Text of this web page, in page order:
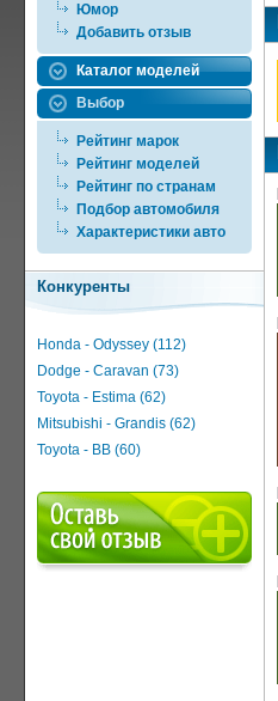
Юмор
Добавить отзыв
Каталог моделей
Выбор
Рейтинг марок
Рейтинг моделей
Рейтинг по странам
Подбор автомобиля
Характеристики авто
Конкуренты
Honda - Odyssey (112)
Dodge - Caravan (73)
Toyota - Estima (62)
Mitsubishi - Grandis (62)
Toyota - BB (60)